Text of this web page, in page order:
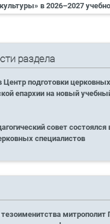
в 2026–2027
раздела
подготовки
епархии на новый
совет состоялся
специалистов
тезоименитства